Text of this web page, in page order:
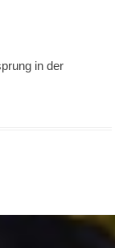
in der